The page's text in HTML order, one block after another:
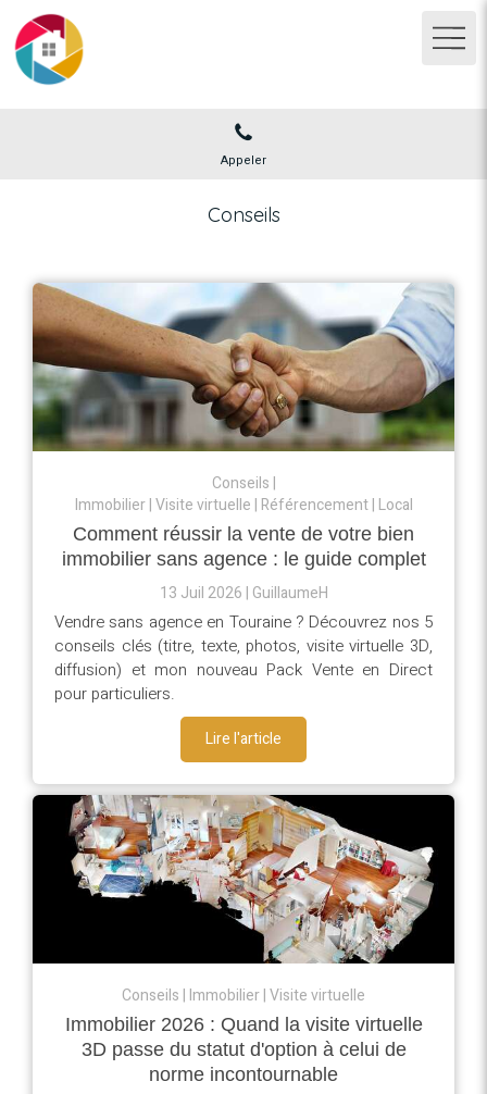
Appeler
Conseils
Conseils
Immobilier Visite virtuelle Référencement Local
Comment réussir la vente de votre bien
immobilier sans agence : le guide complet
13 Juil 2026 GuillaumeH
Vendre sans agence en Touraine ? Découvrez nos 5
conseils clés (titre, texte, photos, visite virtuelle 3D,
diffusion) et mon nouveau Pack Vente en Direct
pour particuliers.
Lire l'article
Conseils Immobilier Visite virtuelle
Immobilier 2026 : Quand la visite virtuelle
3D passe du statut d'option à celui de
norme incontournable